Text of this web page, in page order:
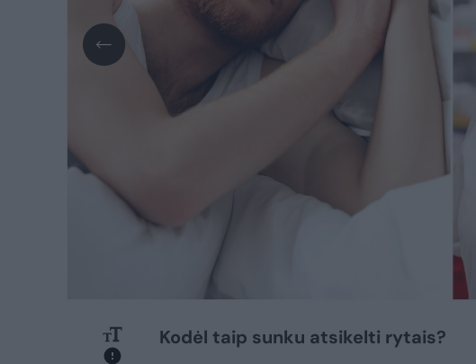
Kodėl taip sunku atsikelti rytais?